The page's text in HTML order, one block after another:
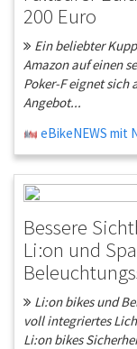
200 Euro
Ein beliebter
Amazon auf einen
Poker-F eignet sich
Angebot...
eBikeNEWS mit
Bessere
Li:on und
Li:on bikes und
voll integriertes
Li:on bikes